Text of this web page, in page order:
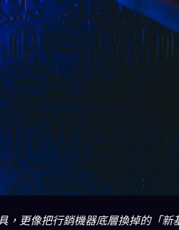
，更像把行銷機器底層換掉的「新